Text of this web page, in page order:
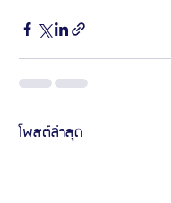
โพสต์ล่าสุด